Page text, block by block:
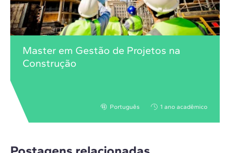
Master em Gestão de Projetos na
Construção
Português 1 ano acadêmico